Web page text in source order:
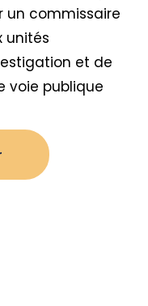
un commissaire
unités
et de
voie publique